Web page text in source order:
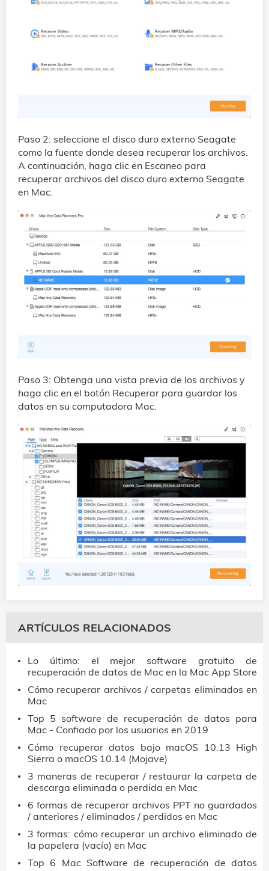
Paso 2: seleccione el disco duro externo Seagate
como la fuente donde desea recuperar los archivos.
A continuación, haga clic en Escaneo para
recuperar archivos del disco duro externo Seagate
en Mac.
Paso 3: Obtenga una vista previa de los archivos y
haga clic en el botón Recuperar para guardar los
datos en su computadora Mac.
ARTÍCULOS RELACIONADOS
Lo último: el mejor software gratuito de
recuperación de datos de Mac en la Mac App Store
Cómo recuperar archivos / carpetas eliminados en
Mac
Top 5 software de recuperación de datos para
Mac - Confiado por los usuarios en 2019
Cómo recuperar datos bajo macOS 10.13 High
Sierra o macOS 10.14 (Mojave)
3 maneras de recuperar / restaurar la carpeta de
descarga eliminada o perdida en Mac
6 formas de recuperar archivos PPT no guardados
/ anteriores / eliminados / perdidos en Mac
3 formas: cómo recuperar un archivo eliminado de
la papelera (vacío) en Mac
Top 6 Mac Software de recuperación de datos